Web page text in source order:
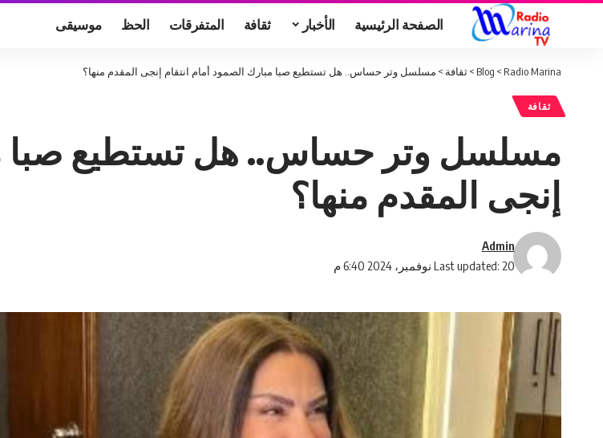
الصفحة الرئيسية الأخبار ثقافة المتفرقات الحظ موسيقى
Radio Marina
>
Blog
>ثقافة > مسلسل وتر حساس.. هل تستطيع صبا مبارك الصمود أمام انتقام إنجى المقدم منها؟
ثقافة
مسلسل وتر حساس.. هل تستطيع صبا
إنجى المقدم منها؟
Last updated: 20 نوفمبر، 2024 6:40 م
Admin